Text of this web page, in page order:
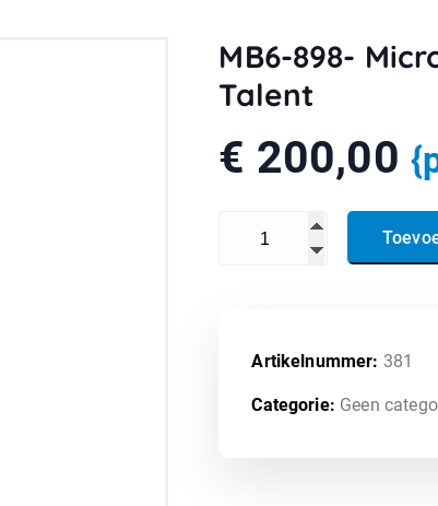
MB6-898-
Talent
€ 200,00
MB6-898- Microsoft
Artikelnummer: 381
Categorie: Geen